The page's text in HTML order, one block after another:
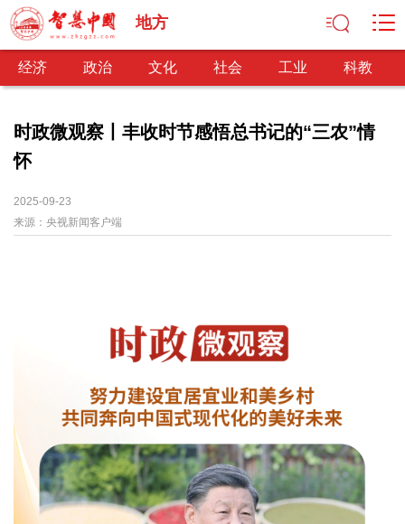
地方
经济 政治 文化 社会 工业 科教
经济
经济观察
经济转型
供给侧改革
文化观察
智海钩沉
社会
社会治理 社会保障 城乡发展 民生建设
工业
时政微观察丨丰收时节感悟总书记的“三农”情
怀
2025-09-23
来源： 央视新闻客户端